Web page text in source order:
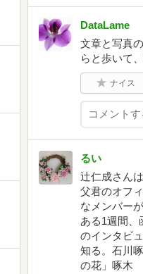
DataLame
文章と写真
らと歩いて
ナイス
るい
辻仁成さん
父君のオフ
なメンバー
ある1週間、
のインタビ
知る。石川
の花」啄木